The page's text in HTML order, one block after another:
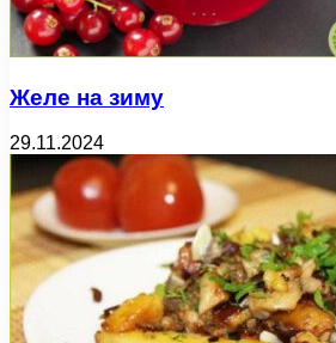
Желе на зиму
29.11.2024